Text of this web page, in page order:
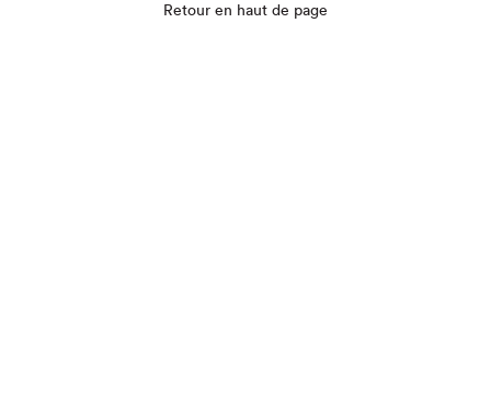
Retour en haut de page